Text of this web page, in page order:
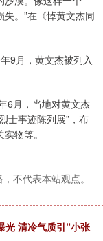
。”在《悼黄文杰同
9月，黄文杰被列入
6月，当地对黄文杰
士事迹陈列展”，布
物等。
不代表本站观点。
光 清冷气质引“小张